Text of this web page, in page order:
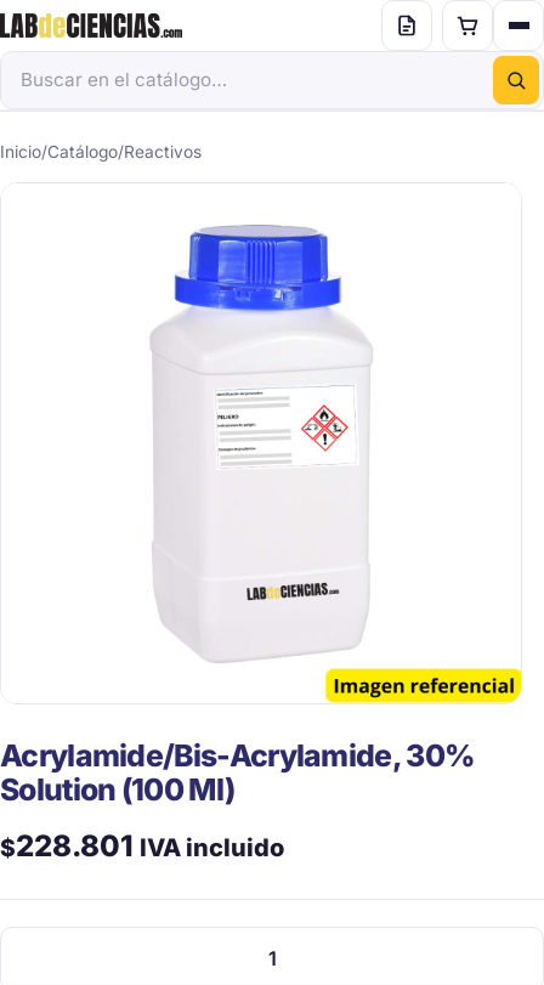
Inicio/Catálogo/Reactivos
Acrylamide/Bis-Acrylamide, 30%
Solution (100 Ml)
$228.801 IVA incluido
Acrylamide/Bis-